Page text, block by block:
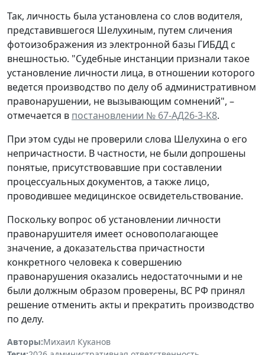
Так, личность была установлена со слов водителя,
представившегося Шелухиным, путем сличения
фотоизображения из электронной базы ГИБДД с
внешностью. "Судебные инстанции признали такое
установление личности лица, в отношении которого
ведется производство по делу об административном
правонарушении, не вызывающим сомнений", –
отмечается в постановлении № 67-АД26-3-К8.
При этом суды не проверили слова Шелухина о его
непричастности. В частности, не были допрошены
понятые, присутствовавшие при составлении
процессуальных документов, а также лицо,
проводившее медицинское освидетельствование.
Поскольку вопрос об установлении личности
правонарушителя имеет основополагающее
значение, а доказательства причастности
конкретного человека к совершению
правонарушения оказались недостаточными и не
были должным образом проверены, ВС РФ принял
решение отменить акты и прекратить производство
по делу.
Авторы:Михаил Куканов